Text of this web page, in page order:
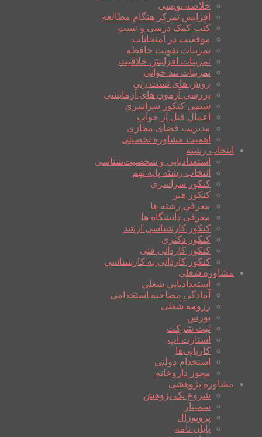
خلاصه نویسی
افزایش تمرکز هنگام مطالعه
کتب کمک درسی و تست
موفقیت در امتحانات
تمرینات تقویت حافظه
تمرینات افزایش خلاقیت
تمرینات تند خوانی
روش های تست زنی
بررسی آزمون های آزمایشی
شیمی کنکور سراسری
اعمال قبل از خواب
مدیریت فضای مجازی
اهمیت مشاوره تحصیلی
انتخاب رشته
استعدادیابی و شخصیت‌شناسی
انتخاب رشته پایه نهم
کنکور سراسری
کنکور هنر
معرفی رشته ها
معرفی دانشگاه ها
کنکور کارشناسی ارشد
کنکور دکتری
کنکور کاردانی فنی
کنکور کاردانی به کارشناسی
مشاوره شغلی
استعدادیابی شغلی
آمادگی مصاحبه استخدامی
رزومه شغلی
بورس
ثبت شرکت
استارت آپ
کاریابی‌ها
استخدام دولتی
مجوز داروخانه
مشاوره پژوهشی
شروع یک پژوهش
سمینار
پروپوزال
پایان نامه